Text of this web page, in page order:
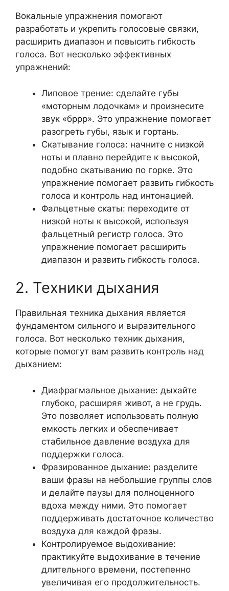
Вокальные упражнения помогают
разработать и укрепить голосовые связки,
расширить диапазон и повысить гибкость
голоса. Вот несколько эффективных
упражнений:
Липовое трение: сделайте губы
«моторным лодочкам» и произнесите
звук «бррр». Это упражнение помогает
разогреть губы, язык и гортань.
Скатывание голоса: начните с низкой
ноты и плавно перейдите к высокой,
подобно скатыванию по горке. Это
упражнение помогает развить гибкость
голоса и контроль над интонацией.
Фальцетные скаты: переходите от
низкой ноты к высокой, используя
фальцетный регистр голоса. Это
упражнение помогает расширить
диапазон и развить гибкость голоса.
2. Техники дыхания
Правильная техника дыхания является
фундаментом сильного и выразительного
голоса. Вот несколько техник дыхания,
которые помогут вам развить контроль над
дыханием:
Диафрагмальное дыхание: дыхайте
глубоко, расширяя живот, а не грудь.
Это позволяет использовать полную
емкость легких и обеспечивает
стабильное давление воздуха для
поддержки голоса.
Фразированное дыхание: разделите
ваши фразы на небольшие группы слов
и делайте паузы для полноценного
вдоха между ними. Это помогает
поддерживать достаточное количество
воздуха для каждой фразы.
Контролируемое выдохивание:
практикуйте выдохивание в течение
длительного времени, постепенно
увеличивая его продолжительность.